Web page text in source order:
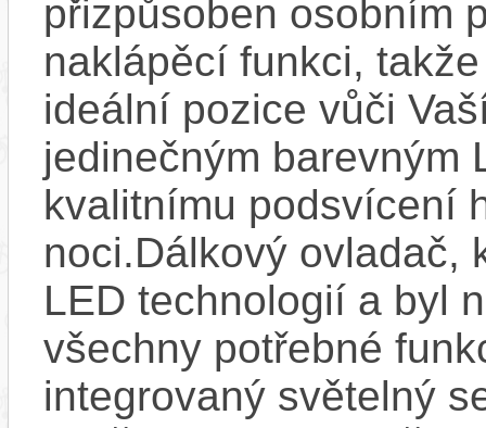
přizpůsoben osobním
naklápěcí funkci,
ideální pozice vůči
jedinečným barevným
kvalitnímu podsvícení
noci.Dálkový ovladač,
LED technologií a byl
všechny potřebné
integrovaný světelný